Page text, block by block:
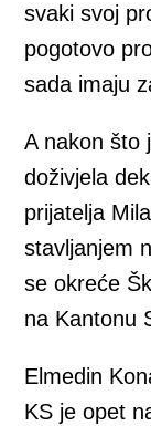
svaki svoj
pogotovo
sada imaju
A nakon što
doživjela
prijatelja
stavljanjem
se okreće
na Kantonu
Elmedin
KS je opet